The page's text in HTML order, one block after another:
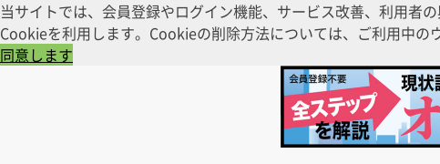
当サイトでは、会員登録やログイン機能、サービス改善、利用者
Cookieを利用します。Cookieの削除方法については、ご利用中の
同意します